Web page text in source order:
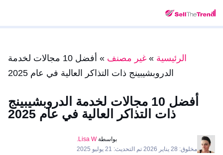
الرئيسية » غير مصنف »
أفضل 10 مجالات لخدمة
الدروبشيبينج ذات التذاكر العالية في عام 2025
أفضل 10 مجالات لخدمة الدروبشيبينج
ذات التذاكر العالية في عام 2025
بواسطةLisa W.
مخلوق: 28 يناير 2026 تم التحديث: 21 يوليو 2025